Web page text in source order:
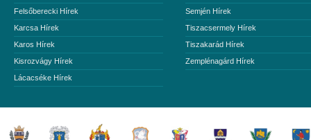
Felsőberecki Hírek
Karcsa Hírek
Karos Hírek
Kisrozvágy Hírek
Lácacséke Hírek
Semjén Hírek
Tiszacsermely Hírek
Tiszakarád Hírek
Zemplénagárd Hírek